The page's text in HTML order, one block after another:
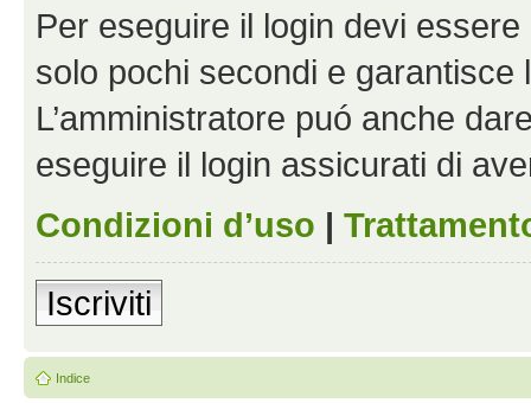
Per eseguire il login devi
solo pochi secondi e garantisce
L’amministratore puó anche
eseguire il login assicurati di
Condizioni d’uso |
Iscriviti
Indice